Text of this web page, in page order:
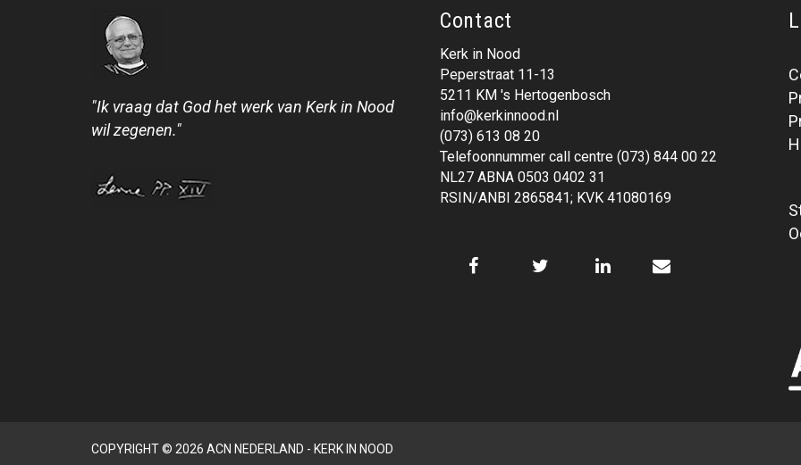
"Ik vraag dat God het werk van Kerk in Nood
wil zegenen."
Contact
Kerk in Nood
Peperstraat 11-13
5211 KM 's Hertogenbosch
info@kerkinnood.nl
(073) 613 08 20
Telefoonnummer call centre (073) 844 00 22
NL27 ABNA 0503 0402 31
RSIN/ANBI 2865841; KVK 41080169
COPYRIGHT © 2026 ACN NEDERLAND - KERK IN NOOD